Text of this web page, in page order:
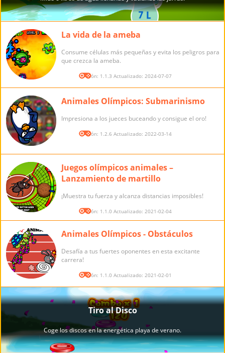
La vida de la ameba
Consume células más pequeñas y evita los peligros para
que crezca la ameba.
Versión: 1.1.3 Actualizado: 2024-07-07
Animales Olímpicos: Submarinismo
Impresiona a los jueces buceando y consigue el oro!
Versión: 1.2.6 Actualizado: 2022-03-14
Juegos olímpicos animales –
Lanzamiento de martillo
¡Muestra tu fuerza y alcanza distancias imposibles!
Versión: 1.1.0 Actualizado: 2021-02-04
Animales Olímpicos - Obstáculos
Desafía a tus fuertes oponentes en esta excitante
carrera!
Versión: 1.1.0 Actualizado: 2021-02-01